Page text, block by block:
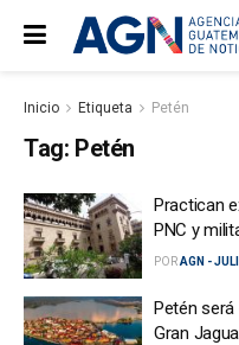
Inicio Etiqueta Petén
Tag: Petén
Practican
PNC y
PORAGN -
Petén
Gran